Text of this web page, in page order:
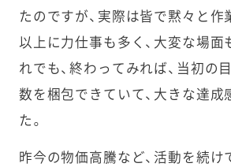
たのですが、実際は皆で黙々と作
以上に力仕事も多く、大変な場面
れでも、終わってみれば、当初の
数を梱包できていて、大きな達成
た。
昨今の物価高騰など、活動を続け